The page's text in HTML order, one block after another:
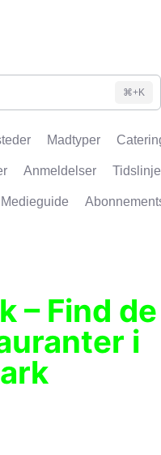
⌘+K
Madtyper
Anmeldelser Tidslinje
Medieguide
– Find de
i